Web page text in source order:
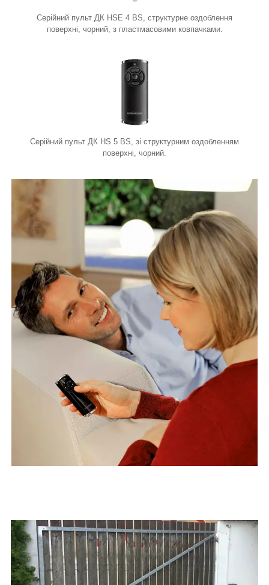
Серійний пульт ДК HSE 4 BS, структурне оздоблення
поверхні, чорний, з пластмасовими ковпачками.
Серійний пульт ДК HS 5 BS, зі структурним оздобленням
поверхні, чорний.